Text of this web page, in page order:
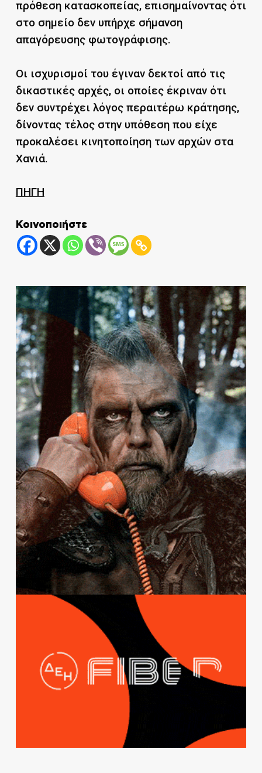
πρόθεση κατασκοπείας, επισημαίνοντας ότι
στο σημείο δεν υπήρχε σήμανση
απαγόρευσης φωτογράφισης.
Οι ισχυρισμοί του έγιναν δεκτοί από τις
δικαστικές αρχές, οι οποίες έκριναν ότι
δεν συντρέχει λόγος περαιτέρω κράτησης,
δίνοντας τέλος στην υπόθεση που είχε
προκαλέσει κινητοποίηση των αρχών στα
Χανιά.
ΠΗΓΗ
Κοινοποιήστε